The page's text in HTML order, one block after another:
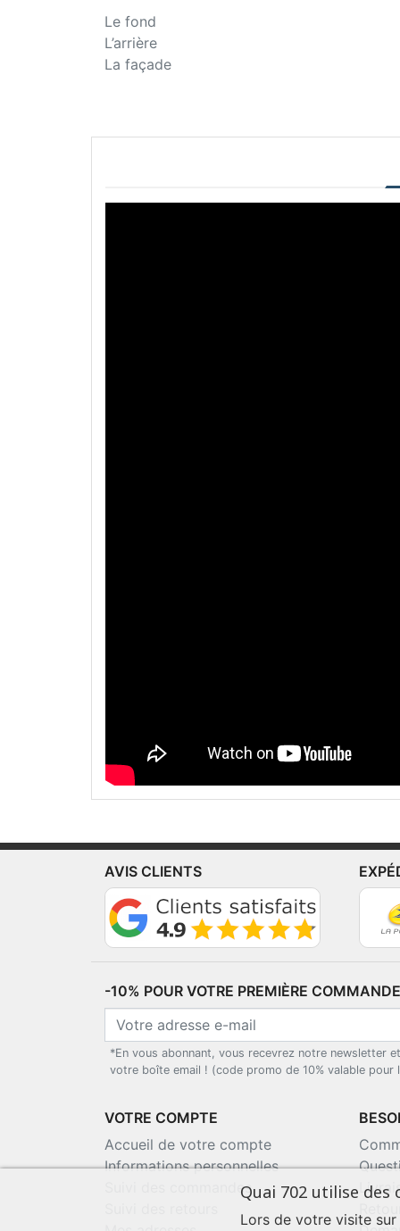
Le fond
L’arrière
La façade
AVIS CLIENTS
-10% POUR VOTRE PREMIÈRE
*En vous abonnant, vous recevrez notre newsletter
votre boîte email ! (code promo de 10% valable pour
VOTRE COMPTE
Accueil de votre compte
Informations personnelles
Suivi des commandesQuai 702 utilise des
Lors de votre visite